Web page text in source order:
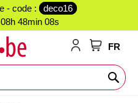
- code :
deco16
48min 07s
FR